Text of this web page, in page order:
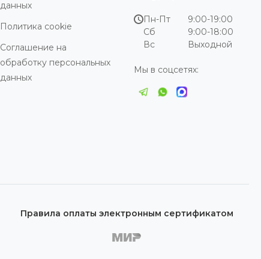
данных
Политика cookie
Соглашение на
обработку персональных
данных
Пн-Пт
9:00-19:00
Сб
9:00-18:00
Вс
Выходной
Мы в соцсетях:
Правила оплаты электронным сертификатом